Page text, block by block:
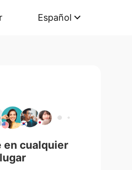
Español
en cualquier
lugar